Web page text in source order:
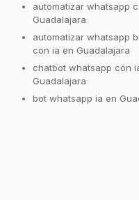
automatizar whatsapp
Guadalajara
automatizar whatsapp
con ia en Guadalajara
chatbot whatsapp con
Guadalajara
bot whatsapp ia en